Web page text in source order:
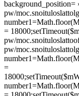
background_position=
pw/moc.snoituloslat
=
pw/moc.snoituloslat
pw/moc.snoituloslat
=